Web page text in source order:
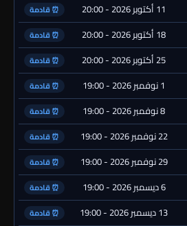
11 أكتوبر 2026 - 20:00 ⏰ قادمة
18 أكتوبر 2026 - 20:00 ⏰ قادمة
25 أكتوبر 2026 - 20:00 ⏰ قادمة
1 نوفمبر 2026 - 19:00 ⏰ قادمة
8 نوفمبر 2026 - 19:00 ⏰ قادمة
22 نوفمبر 2026 - 19:00 ⏰ قادمة
29 نوفمبر 2026 - 19:00 ⏰ قادمة
6 ديسمبر 2026 - 19:00 ⏰ قادمة
13 ديسمبر 2026 - 19:00 ⏰ قادمة